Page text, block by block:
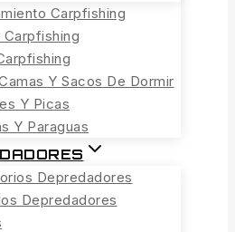
Carpfishing
Carpfishing
Y Sacos De Dormir
Y Picas
Y Paraguas
Depredadores
Depredadores